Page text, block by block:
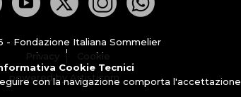
- Fondazione Italiana Sommelier
Privacy
Cookie
powered by Artisticom
Cookie Tecnici
con la navigazione comporta